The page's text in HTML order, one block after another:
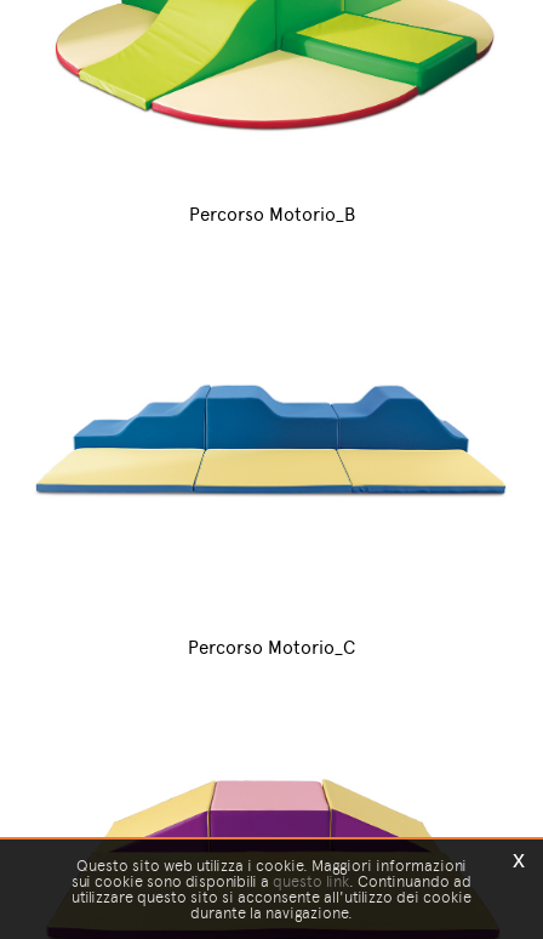
Percorso Motorio_B
Percorso Motorio_C
x
Questo sito web utilizza i cookie. Maggiori informazioni
sui cookie sono disponibili a questo link. Continuando ad
utilizzare questo sito si acconsente all'utilizzo dei cookie
durante la navigazione.